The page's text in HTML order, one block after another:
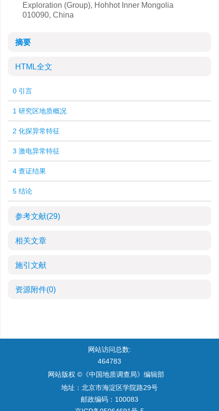
Exploration (Group), Hohhot Inner Mongolia
010090, China
摘要
HTML全文
0 引言
1 研究区地质概况
2 化探异常特征
3 激电异常特征
4 查证结果
5 结论
参考文献(29)
相关文章
施引文献
资源附件(0)
网站访问总数:
464783
网站版权 ©《中国地质调查局》编辑部
地址：北京市海淀区学院路29号
邮政编码：100083